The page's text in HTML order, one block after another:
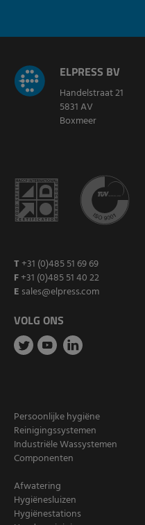
ELPRESS BV
Handelstraat 21
5831 AV
Boxmeer
T +31 (0)485 51 69 69
F+31 (0)485 51 40 22
E sales@elpress.com
VOLG ONS
Persoonlijke hygiëne
Reinigingssystemen
Industriële Wassystemen
Componenten
Afwatering
Hygiënesluizen
Hygiënestations